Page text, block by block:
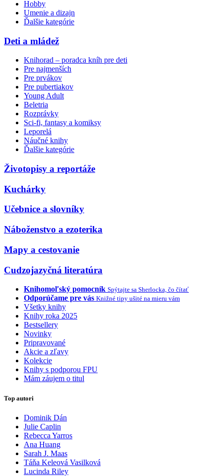
Hobby
Umenie a dizajn
Ďalšie kategórie
Deti a mládež
Knihorad – poradca kníh pre deti
Pre najmenších
Pre prvákov
Pre pubertiakov
Young Adult
Beletria
Rozprávky
Sci-fi, fantasy a komiksy
Leporelá
Náučné knihy
Ďalšie kategórie
Životopisy a reportáže
Kuchárky
Učebnice a slovníky
Náboženstvo a ezoterika
Mapy a cestovanie
Cudzojazyčná literatúra
Knihomoľský pomocník Spýtajte sa Sherlocka, čo čítať
Odporúčame pre vás Knižné tipy ušité na mieru vám
Všetky knihy
Knihy roka 2025
Bestsellery
Novinky
Pripravované
Akcie a zľavy
Kolekcie
Knihy s podporou FPU
Mám záujem o titul
Top autori
Dominik Dán
Julie Caplin
Rebecca Yarros
Ana Huang
Sarah J. Maas
Táňa Keleová Vasilková
Lucinda Riley